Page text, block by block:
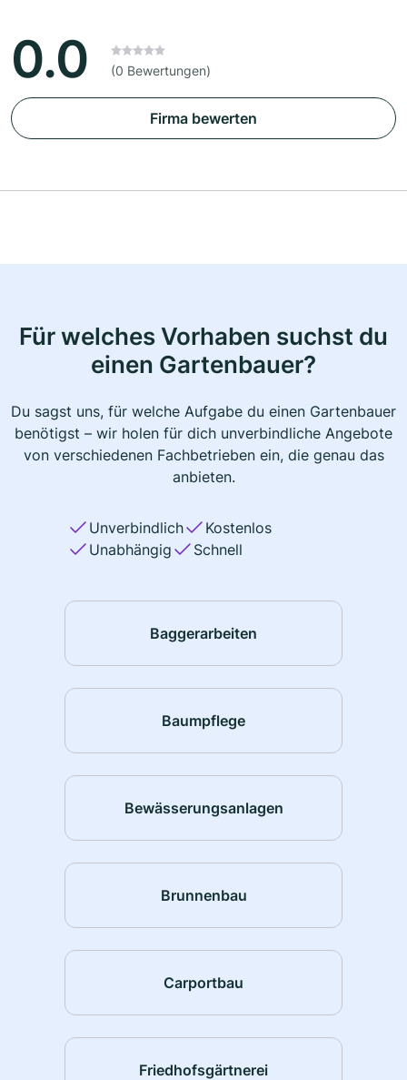
0.0 (0 Bewertungen)
Firma bewerten
Für welches Vorhaben suchst du
einen Gartenbauer?
Du sagst uns, für welche Aufgabe du einen Gartenbauer
benötigst – wir holen für dich unverbindliche Angebote
von verschiedenen Fachbetrieben ein, die genau das
anbieten.
Unverbindlich
Kostenlos
Unabhängig
Schnell
Baggerarbeiten
Baumpflege
Bewässerungsanlagen
Brunnenbau
Carportbau
Friedhofsgärtnerei